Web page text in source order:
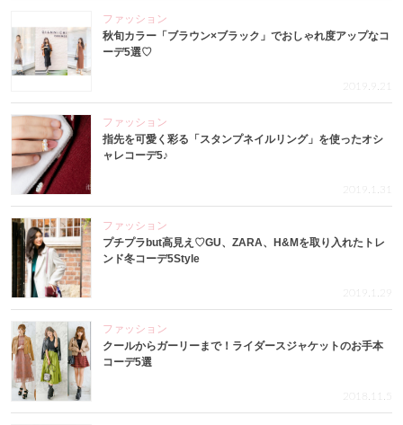
ファッション
秋旬カラー「ブラウン×ブラック」でおしゃれ度アップなコ
ーデ5選♡
2019.9.21
ファッション
指先を可愛く彩る「スタンプネイルリング」を使ったオシ
ャレコーデ5♪
2019.1.31
ファッション
プチプラbut高見え♡GU、ZARA、H&Mを取り入れたトレ
ンド冬コーデ5Style
2019.1.29
ファッション
クールからガーリーまで！ライダースジャケットのお手本
コーデ5選
2018.11.5